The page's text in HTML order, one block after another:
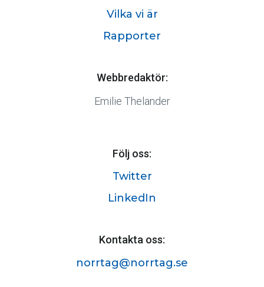
Kontakta oss:
norrtag@norrtag.se
Vilka vi är
Rapporter
Webbredaktör:
Emilie Thelander
Följ oss:
Twitter
LinkedIn